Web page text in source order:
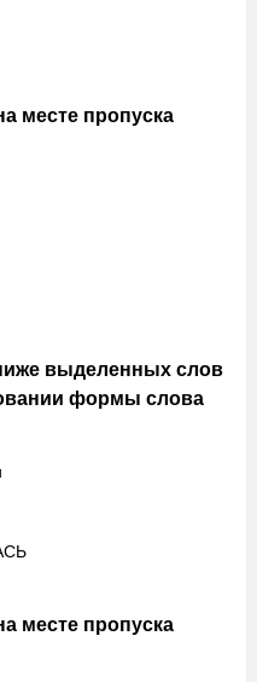
месте пропуска
выделенных слов
формы слова
месте пропуска